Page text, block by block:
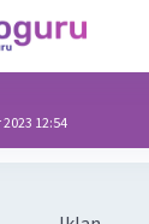
12:54